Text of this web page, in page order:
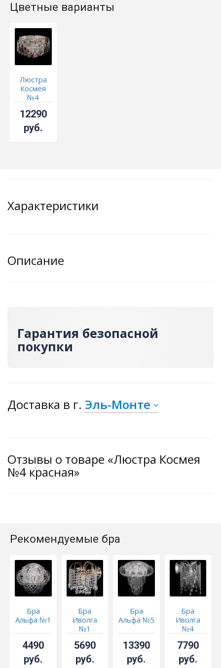
Цветные варианты
Люстра
Космея
№4
12290
руб.
Характеристики
Описание
Гарантия безопасной
покупки
Доставка в г. Эль-Монте
Отзывы о товаре «Люстра Космея
№4 красная»
Рекомендуемые бра
Бра
Альфа №1
4490
руб.
Бра
Иволга
№1
5690
руб.
Бра
Альфа №5
13390
руб.
Бра
Иволга
№4
7790
руб.